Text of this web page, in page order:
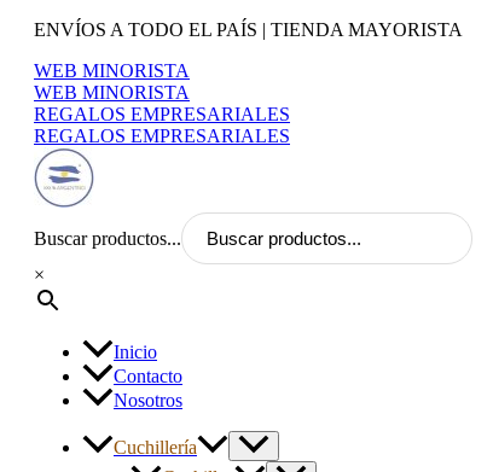
contenido
ENVÍOS A TODO EL PAÍS | TIENDA MAYORISTA
WEB MINORISTA
WEB MINORISTA
REGALOS EMPRESARIALES
REGALOS EMPRESARIALES
Buscar productos...
×
Inicio
Contacto
Nosotros
Cuchillería